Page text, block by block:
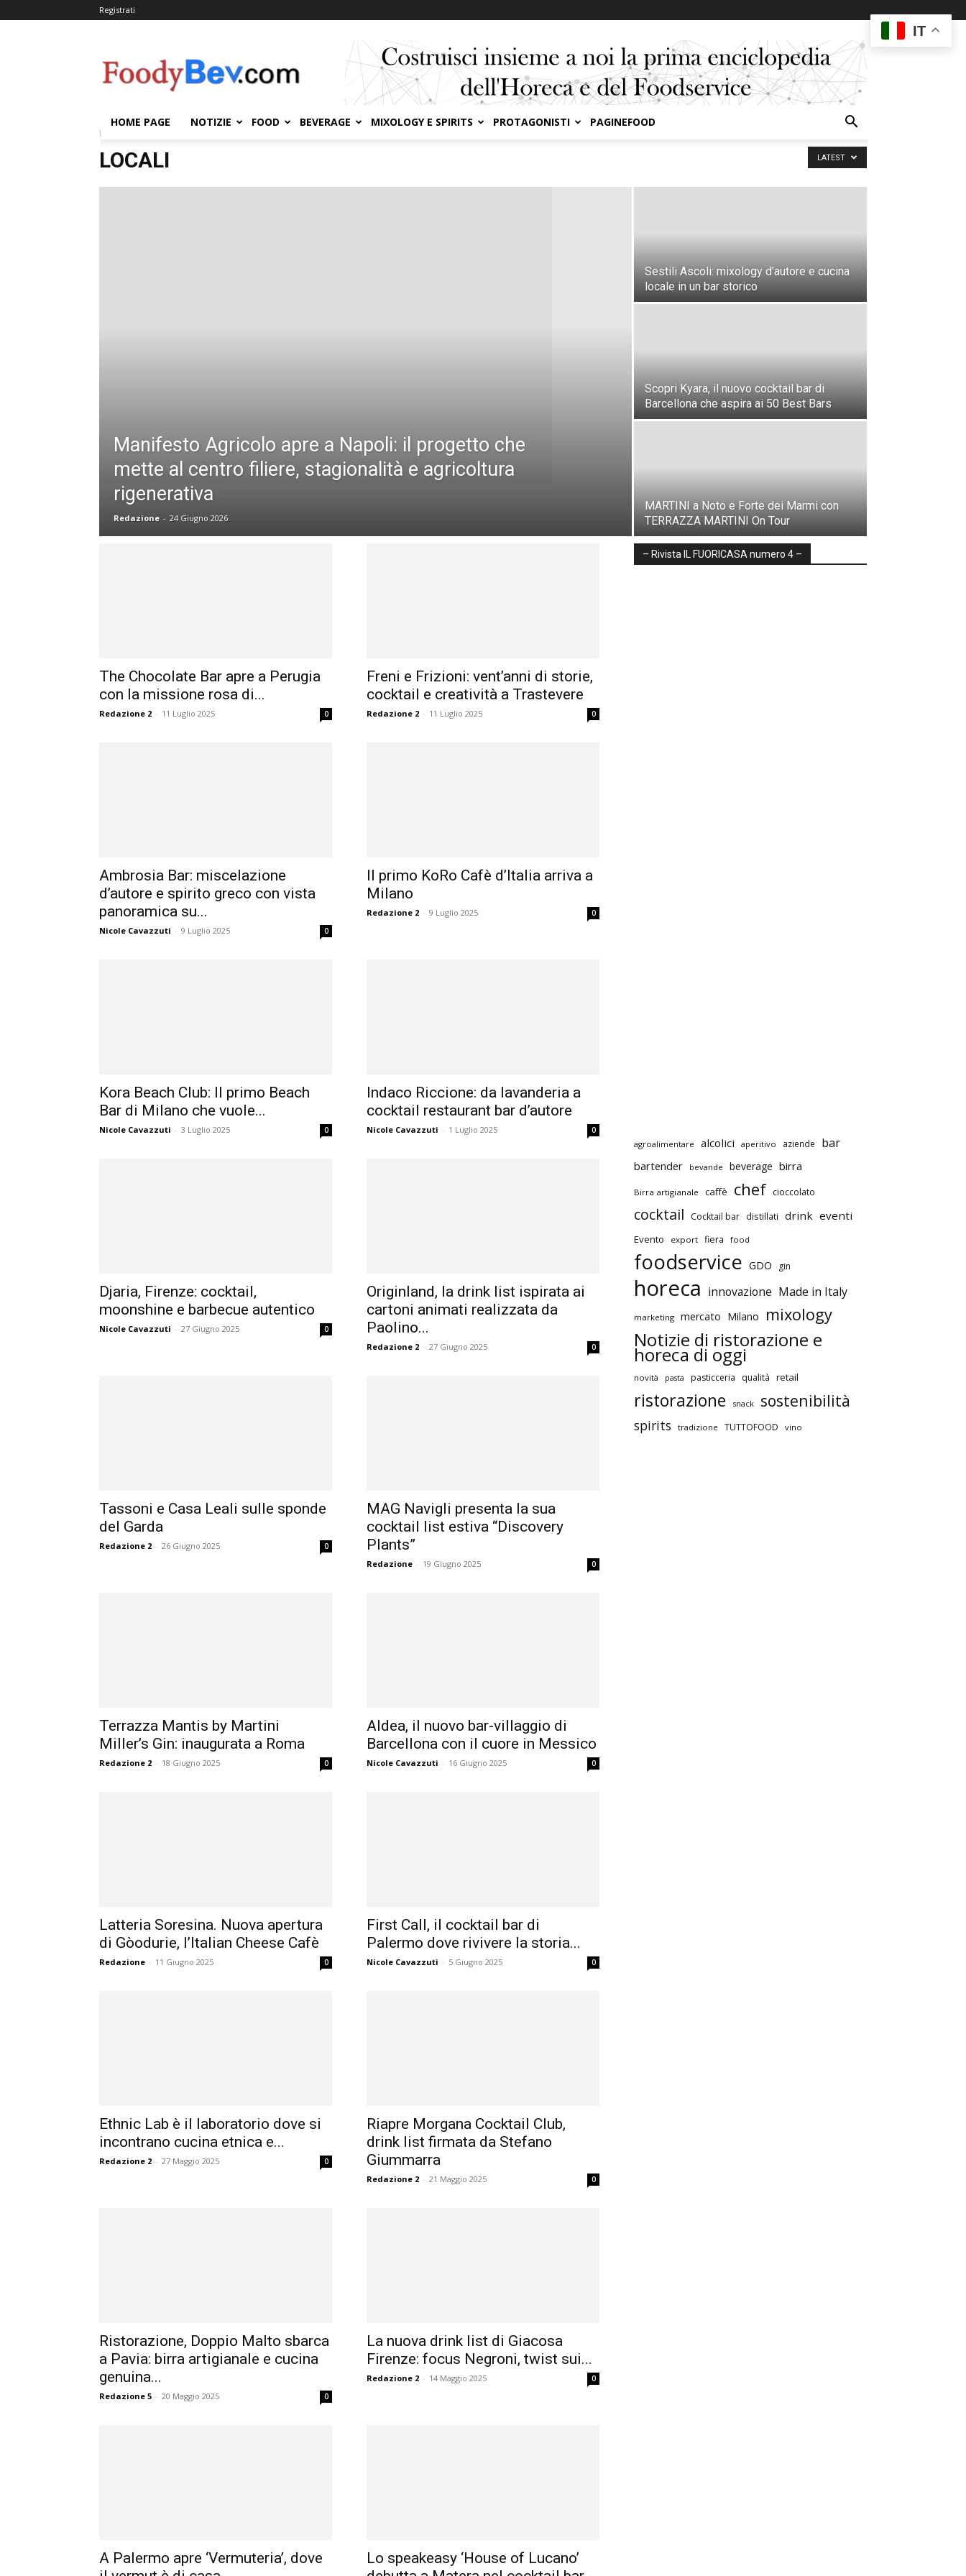
Registrati
HOME PAGE NOTIZIE FOOD BEVERAGE MIXOLOGY E SPIRITS PROTAGONISTI PAGINEFOOD
Home
LOCALI LATEST
Manifesto Agricolo apre a Napoli: il progetto che
mette al centro filiere, stagionalità e agricoltura
rigenerativa
Redazione - 24 Giugno 2026
Sestili Ascoli: mixology d’autore e cucina
locale in un bar storico
Scopri Kyara, il nuovo cocktail bar di
Barcellona che aspira ai 50 Best Bars
MARTINI a Noto e Forte dei Marmi con
TERRAZZA MARTINI On Tour
The Chocolate Bar apre a Perugia
con la missione rosa di...
Redazione 2 - 11 Luglio 2025 0
Freni e Frizioni: vent’anni di storie,
cocktail e creatività a Trastevere
Redazione 2 - 11 Luglio 2025 0
Ambrosia Bar: miscelazione
d’autore e spirito greco con vista
panoramica su...
Nicole Cavazzuti - 9 Luglio 2025 0
Il primo KoRo Cafè d’Italia arriva a
Milano
Redazione 2 - 9 Luglio 2025 0
Kora Beach Club: Il primo Beach
Bar di Milano che vuole...
Nicole Cavazzuti - 3 Luglio 2025 0
Indaco Riccione: da lavanderia a
cocktail restaurant bar d’autore
Nicole Cavazzuti - 1 Luglio 2025 0
Djaria, Firenze: cocktail,
moonshine e barbecue autentico
Nicole Cavazzuti - 27 Giugno 2025 0
Originland, la drink list ispirata ai
cartoni animati realizzata da
Paolino...
Redazione 2 - 27 Giugno 2025 0
Tassoni e Casa Leali sulle sponde
del Garda
Redazione 2 - 26 Giugno 2025 0
MAG Navigli presenta la sua
cocktail list estiva “Discovery
Plants”
Redazione - 19 Giugno 2025 0
Terrazza Mantis by Martini
Miller’s Gin: inaugurata a Roma
Redazione 2 - 18 Giugno 2025 0
Aldea, il nuovo bar-villaggio di
Barcellona con il cuore in Messico
Nicole Cavazzuti - 16 Giugno 2025 0
Latteria Soresina. Nuova apertura
di Gòodurie, l’Italian Cheese Cafè
Redazione - 11 Giugno 2025 0
First Call, il cocktail bar di
Palermo dove rivivere la storia...
Nicole Cavazzuti - 5 Giugno 2025 0
Ethnic Lab è il laboratorio dove si
incontrano cucina etnica e...
Redazione 2 - 27 Maggio 2025 0
Riapre Morgana Cocktail Club,
drink list firmata da Stefano
Giummarra
Redazione 2 - 21 Maggio 2025 0
Ristorazione, Doppio Malto sbarca
a Pavia: birra artigianale e cucina
genuina...
Redazione 5 - 20 Maggio 2025 0
La nuova drink list di Giacosa
Firenze: focus Negroni, twist sui...
Redazione 2 - 14 Maggio 2025 0
A Palermo apre ‘Vermuteria’, dove
Lo speakeasy ‘House of Lucano’
– Rivista IL FUORICASA numero 4 –
agroalimentare alcolici aperitivo aziende bar
bartender bevande beverage birra
Birra artigianale caffè chef cioccolato
cocktail Cocktail bar distillati drink eventi
Evento export fiera food
foodservice GDO gin
horeca innovazione Made in Italy
marketing mercato Milano mixology
Notizie di ristorazione e
horeca di oggi
novità pasta pasticceria qualità retail
ristorazione snack sostenibilità
spirits tradizione TUTTOFOOD vino
IT